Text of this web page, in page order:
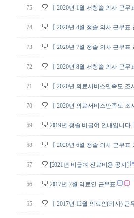
75 【 2020년 1월 서청솔 의사 근무
74 【 2020년 4월 청솔 의사 근무표
73 【 2020년 7월 청솔 의사 근무표
72 【 2020년 8월 서청솔 의사 근무
71 【 2020년 의료서비스만족도
70 【 2020년 의료서비스만족도
69 2019년 청솔 비급여 안내입니다.
68 【 2020년 6월 청솔 의사 근무표
67 [2021년 비급여 진료비용 공지]
66 2017년 7월 의료인 근무표
65 【 2017년 12월 의료인(의사) 근